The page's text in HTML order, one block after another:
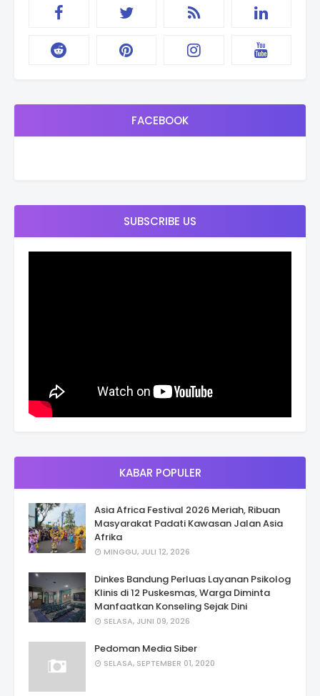
FACEBOOK
SUBSCRIBE US
KABAR POPULER
Asia Africa Festival 2026 Meriah, Ribuan
Masyarakat Padati Kawasan Jalan Asia
Afrika
MINGGU, JULI 12, 2026
Dinkes Bandung Perluas Layanan Psikolog
Klinis di 12 Puskesmas, Warga Diminta
Manfaatkan Konseling Sejak Dini
SELASA, JUNI 09, 2026
Pedoman Media Siber
SELASA, SEPTEMBER 01, 2020